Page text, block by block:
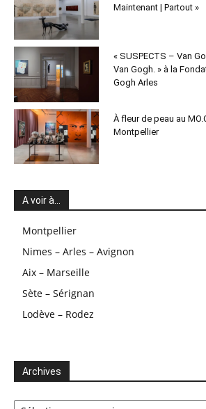
Maintenant | Partout »
« SUSPECTS – Van
Van Gogh. » à la
Gogh Arles
À fleur de peau au
Montpellier
A voir à…
Montpellier
Nimes – Arles – Avignon
Aix – Marseille
Sète – Sérignan
Lodève – Rodez
Archives
Archives